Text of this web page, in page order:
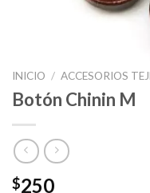
INICIO / ACCESORIOS
Botón Chinin M
$250